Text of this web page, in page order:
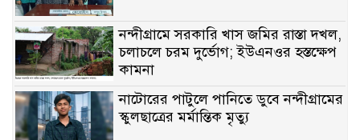
নন্দীগ্রামে সরকারি খাস জমির রাস্তা দখল,
চলাচলে চরম দুর্ভোগ; ইউএনওর হস্তক্ষেপ
কামনা
নাটোরের পাটুলে পানিতে ডুবে নন্দীগ্রামের
স্কুলছাত্রের মর্মান্তিক মৃত্যু